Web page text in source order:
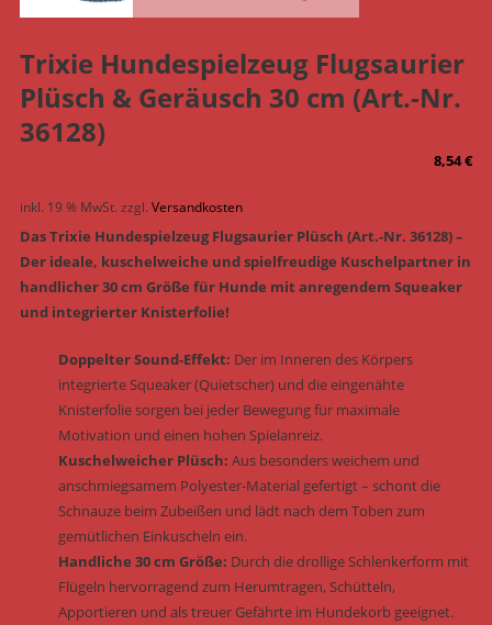
Trixie Hundespielzeug Flugsaurier
Plüsch & Geräusch 30 cm (Art.-Nr.
36128)
8,54€
inkl. 19 % MwSt.zzgl.Versandkosten
Das Trixie Hundespielzeug Flugsaurier Plüsch (Art.-Nr. 36128) –
Der ideale, kuschelweiche und spielfreudige Kuschelpartner in
handlicher 30 cm Größe für Hunde mit anregendem Squeaker
und integrierter Knisterfolie!
Doppelter Sound-Effekt: Der im Inneren des Körpers
integrierte Squeaker (Quietscher) und die eingenähte
Knisterfolie sorgen bei jeder Bewegung für maximale
Motivation und einen hohen Spielanreiz.
Kuschelweicher Plüsch: Aus besonders weichem und
anschmiegsamem Polyester-Material gefertigt – schont die
Schnauze beim Zubeißen und lädt nach dem Toben zum
gemütlichen Einkuscheln ein.
Handliche 30 cm Größe: Durch die drollige Schlenkerform mit
Flügeln hervorragend zum Herumtragen, Schütteln,
Apportieren und als treuer Gefährte im Hundekorb geeignet.